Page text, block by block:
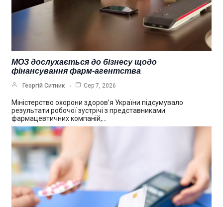
МОЗ дослухається до бізнесу щодо
фінансування фарм-агентства
Георгій Ситник Сер 7, 2026
Міністерство охорони здоров’я України підсумувало
результати робочої зустрічі з представниками
фармацевтичних компаній,…